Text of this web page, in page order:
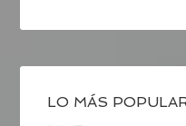
LO MÁS